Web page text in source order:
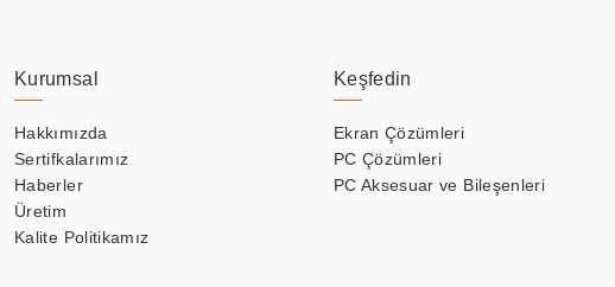
Kurumsal
Hakkımızda
Sertifkalarımız
Haberler
Üretim
Kalite Politikamız
Keşfedin
Ekran Çözümleri
PC Çözümleri
PC Aksesuar ve Bileşenleri